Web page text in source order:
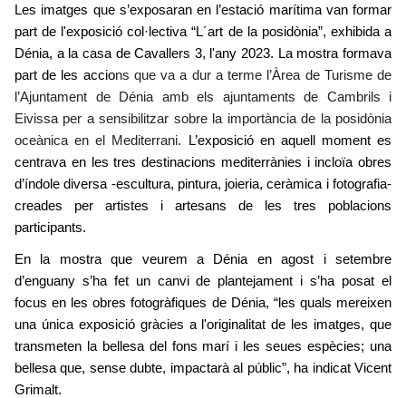
Les imatges que s’exposaran en l’estació marítima van formar
part de l'exposició col·lectiva “L´art de la posidònia”, exhibida a
Dénia, a la casa de Cavallers 3, l'any 2023. La mostra formava
part de les accions que va a dur a terme l’Àrea de Turisme de
l’Ajuntament de Dénia amb els ajuntaments de Cambrils i
Eivissa per a sensibilitzar sobre la importància de la posidònia
oceànica en el Mediterrani. L’exposició en aquell moment es
centrava en les tres destinacions mediterrànies i incloïa obres
d’índole diversa -escultura, pintura, joieria, ceràmica i fotografia-
creades per artistes i artesans de les tres poblacions
participants.
En la mostra que veurem a Dénia en agost i setembre
d’enguany s’ha fet un canvi de plantejament i s’ha posat el
focus en les obres fotogràfiques de Dénia, “les quals mereixen
una única exposició gràcies a l'originalitat de les imatges, que
transmeten la bellesa del fons marí i les seues espècies; una
bellesa que, sense dubte, impactarà al públic”, ha indicat Vicent
Grimalt.